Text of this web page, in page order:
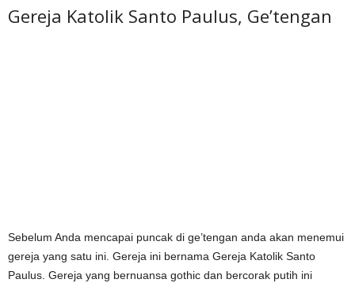
Gereja Katolik Santo Paulus, Ge’tengan
Sebelum Anda mencapai puncak di ge’tengan anda akan menemui
gereja yang satu ini. Gereja ini bernama Gereja Katolik Santo
Paulus. Gereja yang bernuansa gothic dan bercorak putih ini